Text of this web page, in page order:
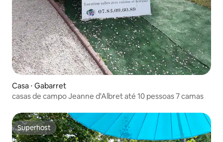
Casa ⋅ Gabarret
casas de campo Jeanne d'Albret até 10 pessoas 7 camas
Superhost
Superhost